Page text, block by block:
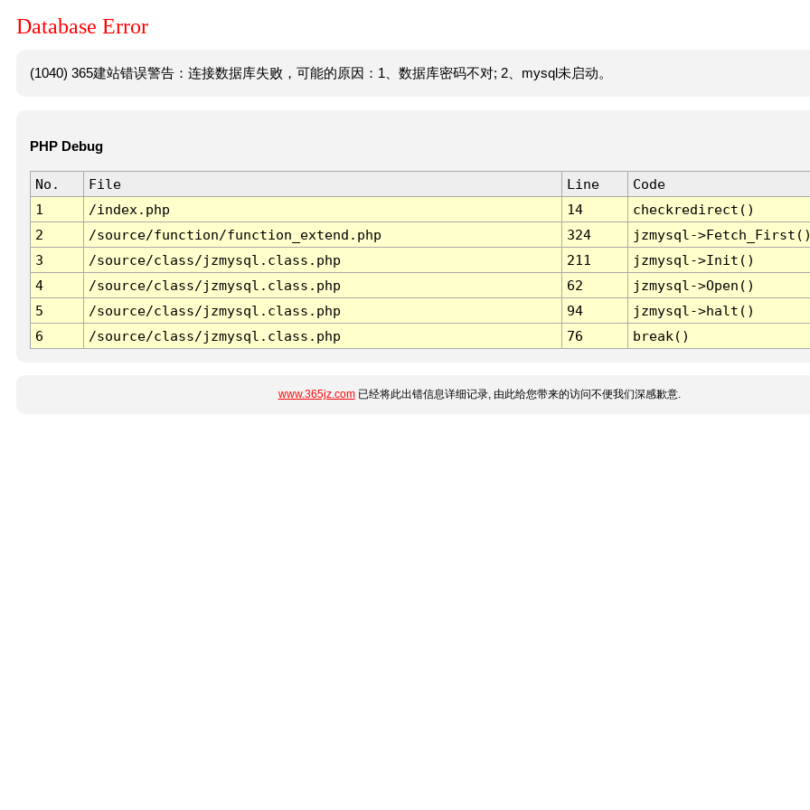
Database Error
(1040) 365建站错误警告：连接数据库失败，可能的原因：1、数据库密码不对; 2、mysql未启动。
PHP Debug
No. File Line
Code
1
/index.php 14
checkredirect()
2
/source/function/function_extend.php 324
jzmysql-
3
/source/class/jzmysql.class.php 211
jzmysql->Init()
4
/source/class/jzmysql.class.php 62
jzmysql->Open()
5
/source/class/jzmysql.class.php 94
jzmysql->halt()
6
/source/class/jzmysql.class.php 76 break()
www.365jz.com已经将此出错信息详细记录, 由此给您带来的访问不便我们深感歉意.